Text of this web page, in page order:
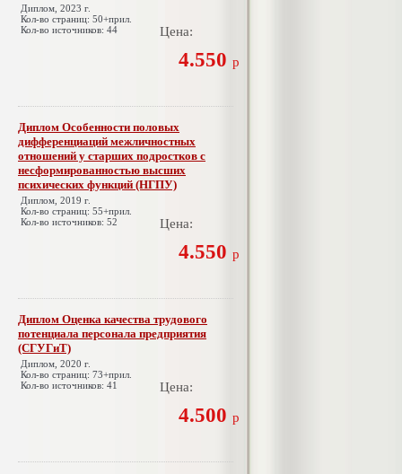
Диплом, 2023 г.
Кол-во страниц: 50+прил.
Кол-во источников: 44
Цена:
4.550 р
Диплом Особенности половых
дифференциаций межличностных
отношений у старших подростков с
несформированностью высших
психических функций (НГПУ)
Диплом, 2019 г.
Кол-во страниц: 55+прил.
Кол-во источников: 52
Цена:
4.550 р
Диплом Оценка качества трудового
потенциала персонала предприятия
(СГУГиТ)
Диплом, 2020 г.
Кол-во страниц: 73+прил.
Кол-во источников: 41
Цена:
4.500 р